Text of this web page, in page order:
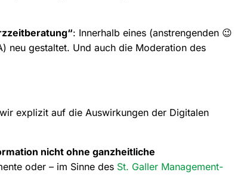
: Innerhalb eines (anstrengenden 😉
neu gestaltet. Und auch die Moderation des
explizit auf die Auswirkungen der Digitalen
nicht ohne ganzheitliche
oder – im Sinne des St. Galler Management-